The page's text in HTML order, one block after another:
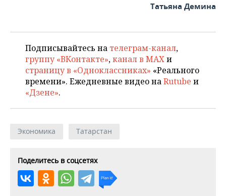
Татьяна Демина
Подписывайтесь на телеграм-канал,
группу «ВКонтакте»,канал в MAXи
страницу в «Одноклассниках» «Реального
времени». Ежедневные видео наRutube и
«Дзене».
Экономика Татарстан
Поделитесь в соцсетях